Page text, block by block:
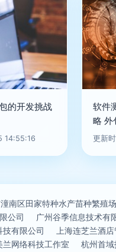
的开发挑战
14:55:16
软件
略 外
更新
南区田家特种水产苗种繁殖场
公司
广州谷季信息技术有
技有限公司
上海连芝兰酒
兰网络科技工作室 杭州首